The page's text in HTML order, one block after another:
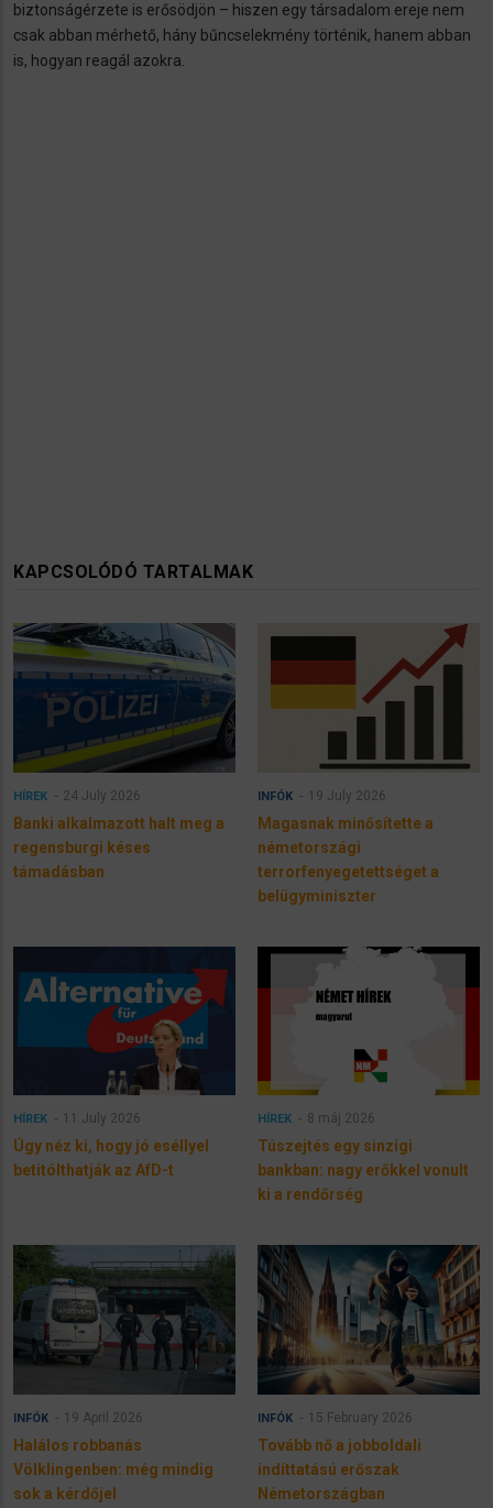
biztonságérzete is erősödjön – hiszen egy társadalom ereje nem
csak abban mérhető, hány bűncselekmény történik, hanem abban
is, hogyan reagál azokra.
KAPCSOLÓDÓ TARTALMAK
HÍREK 24 July 2026
Banki alkalmazott halt meg a
regensburgi késes
támadásban
INFÓK 19 July 2026
Magasnak minősítette a
németországi
terrorfenyegetettséget a
belügyminiszter
HÍREK 11 July 2026
Úgy néz ki, hogy jó eséllyel
betitólthatják az AfD-t
HÍREK 8 máj 2026
Túszejtés egy sinzigi
bankban: nagy erőkkel vonult
ki a rendőrség
INFÓK 19 April 2026
Halálos robbanás
Völklingenben: még mindig
sok a kérdőjel
INFÓK 15 February 2026
Tovább nő a jobboldali
indíttatású erőszak
Németországban